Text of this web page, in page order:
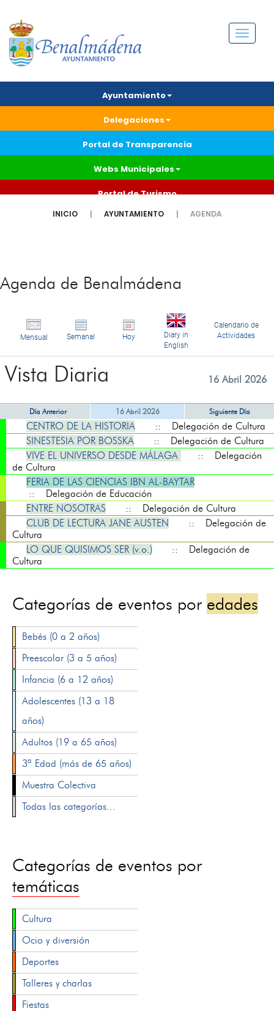
Menú
Ayuntamiento
Delegaciones
Portal de Transparencia
Webs Municipales
Portal de Turismo
INICIO AYUNTAMIENTO AGENDA
Agenda de Benalmádena
Mensual Semanal Hoy
Diary in
English
Calendario de
Actividades
Vista Diaria 16 Abril 2026
Día Anterior 16 Abril 2026 Siguiente Día
CENTRO DE LA HISTORIA
:: Delegación de Cultura
SINESTESIA POR BOSSKA
:: Delegación de Cultura
VIVE EL UNIVERSO DESDE MÁLAGA
:: Delegación
de Cultura
FERIA DE LAS CIENCIAS IBN AL-BAYTAR
:: Delegación de Educación
ENTRE NOSOTRAS
:: Delegación de Cultura
CLUB DE LECTURA JANE AUSTEN
:: Delegación de
Cultura
LO QUE QUISIMOS SER (v.o.)
:: Delegación de
Cultura
Categorías de eventos por edades
Bebés (0 a 2 años)
Preescolar (3 a 5 años)
Infancia (6 a 12 años)
Adolescentes (13 a 18
años)
Adultos (19 a 65 años)
3ª Edad (más de 65 años)
Muestra Colectiva
Todas las categorías...
Categorías de eventos por
temáticas
Cultura
Ocio y diversión
Deportes
Talleres y charlas
Fiestas